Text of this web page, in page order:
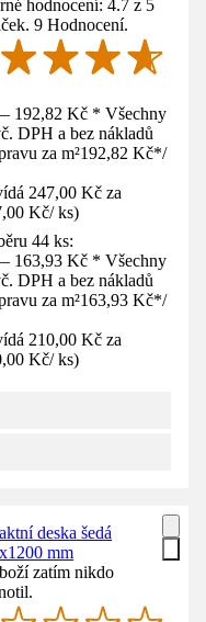
hodnocení: 4.7 z 5
9 Hodnocení.
192,82 Kč * Všechny
DPH a bez nákladů
za m²192,82 Kč*/
247,00 Kč za
Kč/ ks)
44 ks:
163,93 Kč * Všechny
DPH a bez nákladů
za m²163,93 Kč*/
210,00 Kč za
Kč/ ks)
deska šedá
mm
zatím nikdo